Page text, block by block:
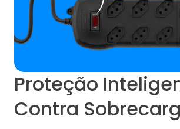
Proteção
Contra